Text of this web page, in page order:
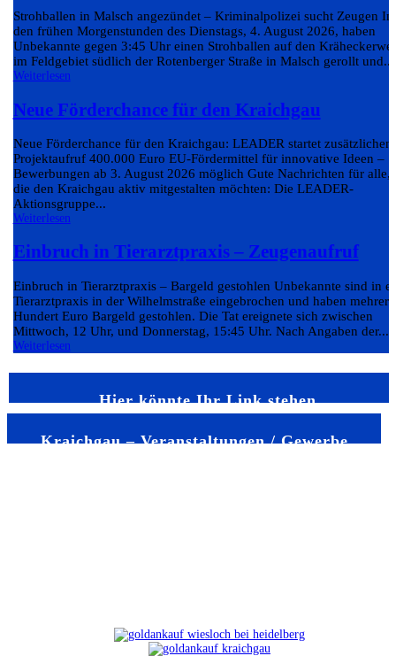
Strohballen in Malsch angezündet – Kriminalpolizei sucht Zeugen In
den frühen Morgenstunden des Dienstags, 4. August 2026, haben
Unbekannte gegen 3:45 Uhr einen Strohballen auf den
im Feldgebiet südlich der Rotenberger Straße in Malsch gerollt und...
Weiterlesen
Neue Förderchance für den Kraichgau
Neue Förderchance für den Kraichgau: LEADER startet zusätzlichen
Projektaufruf 400.000 Euro EU-Fördermittel für innovative Ideen –
Bewerbungen ab 3. August 2026 möglich Gute Nachrichten für alle,
die den Kraichgau aktiv mitgestalten möchten: Die LEADER-
Aktionsgruppe...
Weiterlesen
Einbruch in Tierarztpraxis – Zeugenaufruf
Einbruch in Tierarztpraxis – Bargeld gestohlen Unbekannte sind in
Tierarztpraxis in der Wilhelmstraße eingebrochen und haben mehrere
Hundert Euro Bargeld gestohlen. Die Tat ereignete sich zwischen
Mittwoch, 12 Uhr, und Donnerstag, 15:45 Uhr. Nach Angaben der...
Weiterlesen
Hier könnte Ihr Link stehen
Kraichgau – Veranstaltungen / Gewerbe